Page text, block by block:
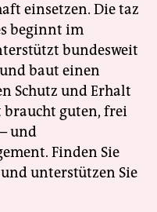
einsetzen. Die taz
beginnt im
bundesweit
baut einen
Schutz und Erhalt
braucht guten, frei
und
Finden Sie
unterstützen Sie